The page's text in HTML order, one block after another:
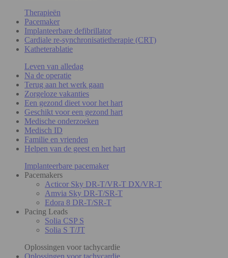
Therapieën
Pacemaker
Implanteerbare defibrillator
Cardiale re-synchronisatietherapie (CRT)
Katheterablatie
Leven van alledag
Na de operatie
Terug aan het werk gaan
Zorgeloze vakanties
Een gezond dieet voor het hart
Geschikt voor een gezond hart
Medische onderzoeken
Medisch ID
Familie en vrienden
Helpen van de geest en het hart
Implanteerbare pacemaker
Pacemakers
Acticor Sky DR-T/VR-T DX/VR-T
Amvia Sky DR-T/SR-T
Edora 8 DR-T/SR-T
Pacing Leads
Solia CSP S
Solia S T/JT
Oplossingen voor tachycardie
Oplossingen voor tachycardie